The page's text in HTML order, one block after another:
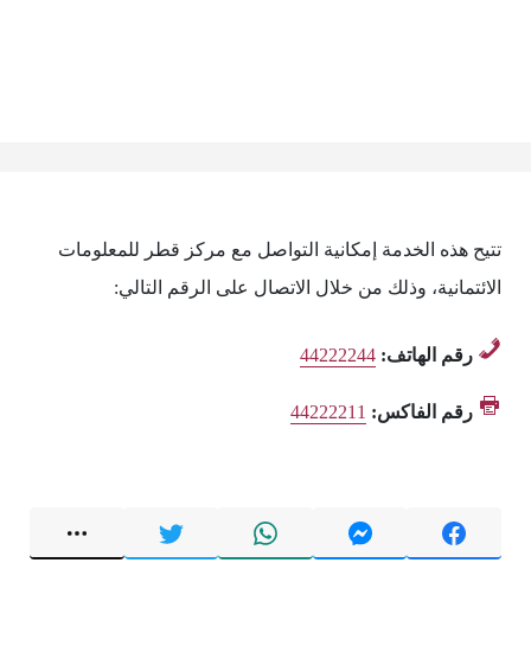
تتيح هذه الخدمة إمكانية التواصل مع مركز قطر للمعلومات
الائتمانية، وذلك من خلال الاتصال على الرقم التالي:
رقم الهاتف: 44222244
رقم الفاكس: 44222211